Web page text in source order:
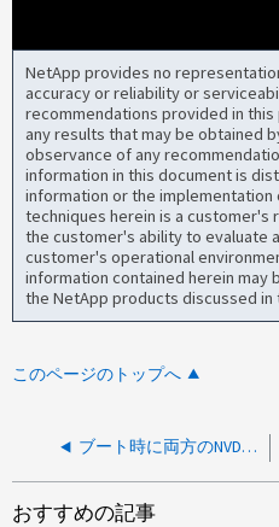
NetApp provides no
accuracy or reliability or
recommendations provided in
any results that may be obtained
observance of any
information in this document is
information or the
techniques herein is a customer's
the customer's ability to evaluate
customer's operational
information contained herein may
the NetApp products discussed in
このページのトップへ
ブート時に両方のNVDIMMで「NVMEM battery is not present」というエラーが表示されるAFF A800
おすすめの記事